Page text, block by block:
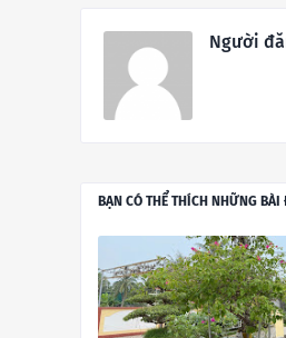
Người
BẠN CÓ THỂ THÍCH NHỮNG BÀI